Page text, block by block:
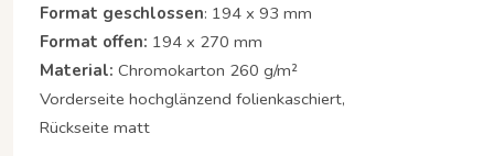
Format geschlossen: 194 x 93 mm
Format offen: 194 x 270 mm
Material: Chromokarton 260 g/m²
Vorderseite hochglänzend folienkaschiert,
Rückseite matt